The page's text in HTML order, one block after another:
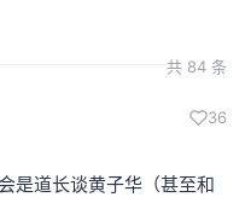
共 84 条
36
是道长谈黄子华（甚至和